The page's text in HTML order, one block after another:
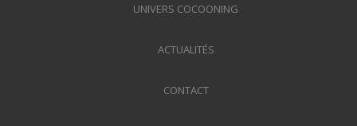
UNIVERS COCOONING
ACTUALITÉS
CONTACT